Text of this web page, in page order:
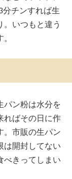
チンすれば生
。いつもと違う
パン粉は水分を
ればその日に作
。市販の生パン
は開封してない
べきってしまい